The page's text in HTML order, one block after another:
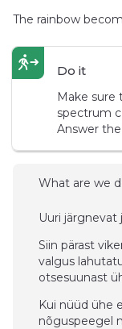
The rainbow
Do it
Make sure
spectrum
Answer
What are we
Uuri järgnevat
Siin pärast
valgus
otsesuunast
Kui nüüd ühe
nõguspeegel